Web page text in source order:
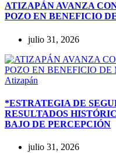
ATIZAPÁN AVANZA
POZO EN BENEFICIO
julio 31, 2026
Atizapán
*ESTRATEGIA DE
RESULTADOS
BAJO DE PERCEPCIÓN
julio 31, 2026